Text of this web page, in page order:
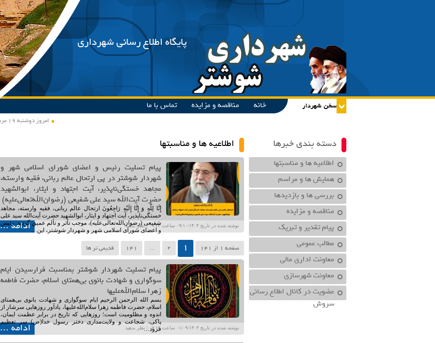
پایگاه اطلاع رسانی شهرداری
امروز دوشنبه ۱۹ مرداد ۱۴۰۵
خانه مناقصه و مزایده تماس با ما
دسته بندی خبرها
اطلاعیه ها و مناسبتها
همایش ها و مراسم
بررسی ها و بازدیدها
مناقصه و مزایده
پیام تقدیر و تبریک
مطالب عمومی
معاونت اداري مالي
معاونت شهرسازي
عضویت در کانال اطلاع رسانی
سروش
اطلاعیه ها و مناسبتها
پیام تسلیت رئیس و اعضای شورای اسلامی شهر و
شهردار شوشتر در پی ارتحال عالم ربانی، فقیه وارسته،
مجاهد خستگی‌ناپذیر، آیت اجتهاد و ایثار، ابوالشهید
حضرت آیت‌الله سید علی شفیعی (رضوان‌الله‌تعالی‌علیه)
إِنَّا لِلَّهِ وَ إِنَّا إِلَیْهِ رَاجِعُونَ ارتحال عالم ربانی، فقیه وارسته، مجاهد
خستگی‌ناپذیر، آیت اجتهاد و ایثار، ابوالشهید حضرت آیت‌الله سید علی
شفیعی (رضوان‌الله‌تعالی‌علیه)، موجب تأثر و تألم عمیق گردید. رئیس
و اعضای شورای اسلامی شهر و شهردار شوشتر، این…
نوشته شده در تاریخ ۰۹/۱۰/۱۴۰۴ ساعت ۰۹:۴۳ | نظر بدهید ادامه ...
پیام تسلیت شهردار شوشتر بمناسبت فرارسیدن ایام
سوگواری و شهادت بانوی بی‌همتای اسلام، حضرت فاطمه
زهرا سلام‌الله‌علیها
بسم الله الرحمن الرحیم ایام سوگواری و شهادت بانوی بی‌همتای
اسلام، حضرت فاطمه زهرا سلام‌الله‌علیها، یادآور روزهایی سرشار از
اندوه و مظلومیت است؛ روزهایی که تاریخ در برابر عظمت ایمان،
پاکی، شجاعت و ولایت‌مداری دختر رسول خدا(ص) سر تعظیم
فرود…
نوشته شده در تاریخ ۰۱/۰۹/۱۴۰۴ ساعت ۰۷:۱۲ | نظر بدهید ادامه ...
صفحه 1 از 141 1
2
…
141 قدیمی تر ها